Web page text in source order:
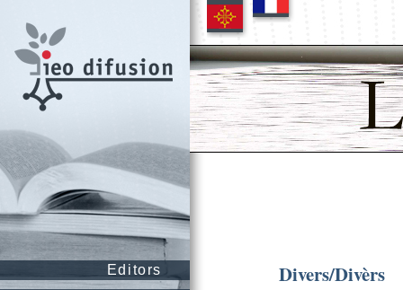
Editors
Divers/Divèrs